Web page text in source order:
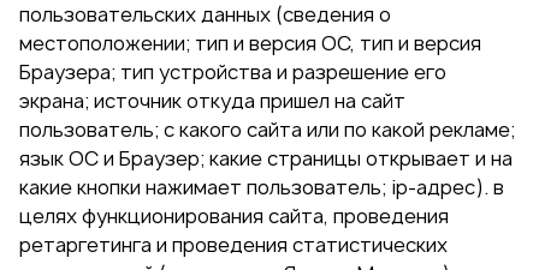
пользовательских данных (сведения о
местоположении; тип и версия ОС, тип и версия
Браузера; тип устройства и разрешение его
экрана; источник откуда пришел на сайт
пользователь; с какого сайта или по какой рекламе;
язык ОС и Браузер; какие страницы открывает и на
какие кнопки нажимает пользователь; ip-адрес). в
целях функционирования сайта, проведения
ретаргетинга и проведения статистических